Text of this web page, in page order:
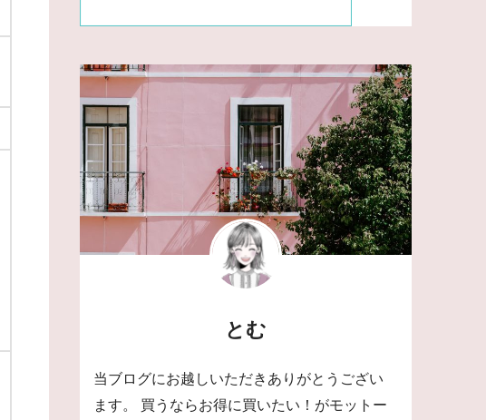
とむ
当ブログにお越しいただきありがとうござい
ます。 買うならお得に買いたい！がモットー